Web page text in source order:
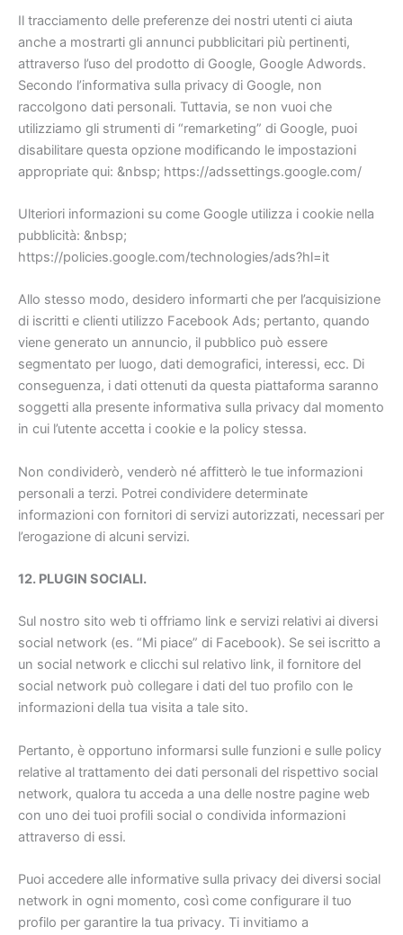
Il tracciamento delle preferenze dei nostri utenti ci aiuta
anche a mostrarti gli annunci pubblicitari più pertinenti,
attraverso l’uso del prodotto di Google, Google Adwords.
Secondo l’informativa sulla privacy di Google, non
raccolgono dati personali. Tuttavia, se non vuoi che
utilizziamo gli strumenti di “remarketing” di Google, puoi
disabilitare questa opzione modificando le impostazioni
appropriate qui: &nbsp; https://adssettings.google.com/
Ulteriori informazioni su come Google utilizza i cookie nella
pubblicità: &nbsp;
https://policies.google.com/technologies/ads?hl=it
Allo stesso modo, desidero informarti che per l’acquisizione
di iscritti e clienti utilizzo Facebook Ads; pertanto, quando
viene generato un annuncio, il pubblico può essere
segmentato per luogo, dati demografici, interessi, ecc. Di
conseguenza, i dati ottenuti da questa piattaforma saranno
soggetti alla presente informativa sulla privacy dal momento
in cui l’utente accetta i cookie e la policy stessa.
Non condividerò, venderò né affitterò le tue informazioni
personali a terzi. Potrei condividere determinate
informazioni con fornitori di servizi autorizzati, necessari per
l’erogazione di alcuni servizi.
12. PLUGIN SOCIALI.
Sul nostro sito web ti offriamo link e servizi relativi ai diversi
social network (es. “Mi piace” di Facebook). Se sei iscritto a
un social network e clicchi sul relativo link, il fornitore del
social network può collegare i dati del tuo profilo con le
informazioni della tua visita a tale sito.
Pertanto, è opportuno informarsi sulle funzioni e sulle policy
relative al trattamento dei dati personali del rispettivo social
network, qualora tu acceda a una delle nostre pagine web
con uno dei tuoi profili social o condivida informazioni
attraverso di essi.
Puoi accedere alle informative sulla privacy dei diversi social
network in ogni momento, così come configurare il tuo
profilo per garantire la tua privacy. Ti invitiamo a